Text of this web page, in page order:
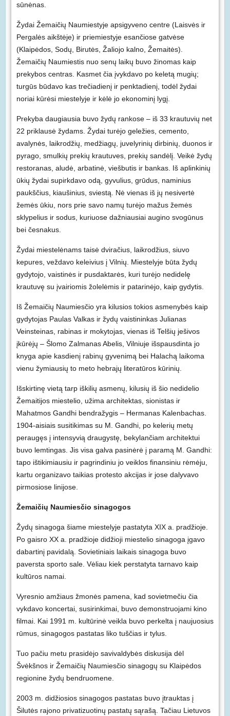
sūnėnas.
Žydai Žemaičių Naumiestyje apsigyveno centre (Laisvės ir
Pergalės aikštėje) ir priemiestyje esančiose gatvėse
(Klaipėdos, Sodų, Birutės, Žaliojo kalno, Žemaitės).
Žemaičių Naumiestis nuo senų laikų buvo žinomas kaip
prekybos centras. Kasmet čia įvykdavo po keletą mugių;
turgūs būdavo kas trečiadienį ir penktadienį, todėl žydai
noriai kūrėsi miestelyje ir kėlė jo ekonominį lygį.
Prekyba daugiausia buvo žydų rankose – iš 33 krautuvių net
22 priklausė žydams. Žydai turėjo geležies, cemento,
avalynės, laikrodžių, medžiagų, juvelyrinių dirbinių, duonos ir
pyrago, smulkių prekių krautuves, prekių sandėlį. Veikė žydų
restoranas, aludė, arbatinė, viešbutis ir bankas. Iš aplinkinių
ūkių žydai supirkdavo odą, gyvulius, grūdus, naminius
paukščius, kiaušinius, sviestą. Nė vienas iš jų nesivertė
žemės ūkiu, nors prie savo namų turėjo mažus žemės
sklypelius ir sodus, kuriuose dažniausiai augino svogūnus
bei česnakus.
Žydai miestelėnams taisė dviračius, laikrodžius, siuvo
kepures, veždavo keleivius į Vilnių. Miestelyje būta žydų
gydytojo, vaistinės ir pusdaktarės, kuri turėjo nedidelę
krautuvę su įvairiomis žolelėmis ir patarinėjo, kaip gydytis.
Iš Žemaičių Naumiesčio yra kilusios tokios asmenybės kaip
gydytojas Paulas Valkas ir žydų vaistininkas Julianas
Veinsteinas, rabinas ir mokytojas, vienas iš Telšių ješivos
įkūrėjų – Šlomo Zalmanas Abelis, Vilniuje išspausdinta jo
knyga apie kasdienį rabinų gyvenimą bei Halachą laikoma
vienu žymiausių to meto hebrajų literatūros kūrinių.
Išskirtinę vietą tarp iškilių asmenų, kilusių iš šio nedidelio
Žemaitijos miestelio, užima architektas, sionistas ir
Mahatmos Gandhi bendražygis – Hermanas Kalenbachas.
1904-aisiais susitikimas su M. Gandhi, po kelerių metų
peraugęs į intensyvią draugystę, bekylančiam architektui
buvo lemtingas. Jis visa galva pasinėrė į paramą M. Gandhi:
tapo ištikimiausiu ir pagrindiniu jo veiklos finansiniu rėmėju,
kartu organizavo taikias protesto akcijas ir jose dalyvavo
pirmosiose linijose.
Žemaičių Naumiesčio sinagogos
Žydų sinagoga šiame miestelyje pastatyta XIX a. pradžioje.
Po gaisro XX a. pradžioje didžioji miestelio sinagoga įgavo
dabartinį pavidalą. Sovietiniais laikais sinagoga buvo
paversta sporto sale. Vėliau kiek perstatyta tarnavo kaip
kultūros namai.
Vyresnio amžiaus žmonės pamena, kad sovietmečiu čia
vykdavo koncertai, susirinkimai, buvo demonstruojami kino
filmai. Kai 1991 m. kultūrinė veikla buvo perkelta į naujuosius
rūmus, sinagogos pastatas liko tuščias ir tylus.
Tuo pačiu metu prasidėjo savivaldybės diskusija dėl
Švėkšnos ir Žemaičių Naumiesčio sinagogų su Klaipėdos
regionine žydų bendruomene.
2003 m. didžiosios sinagogos pastatas buvo įtrauktas į
Šilutės rajono privatizuotinų pastatų sąrašą. Tačiau Lietuvos